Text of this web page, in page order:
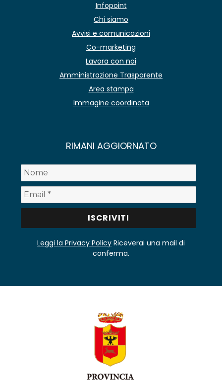
Infopoint
Chi siamo
Avvisi e comunicazioni
Co-marketing
Lavora con noi
Amministrazione Trasparente
Area stampa
Immagine coordinata
RIMANI AGGIORNATO
Leggi la Privacy Policy Riceverai una mail di
conferma.